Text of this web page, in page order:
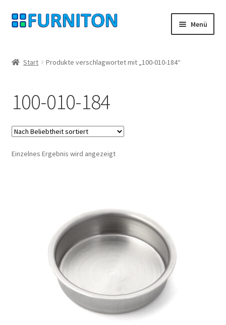
Zur
Navigation
Zum
Inhalt
Menü
Datenschutz
Widerrufsrecht
Kontakt
Start Produkte verschlagwortet mit „100-010-184“
100-010-184
Einzelnes Ergebnis wird angezeigt